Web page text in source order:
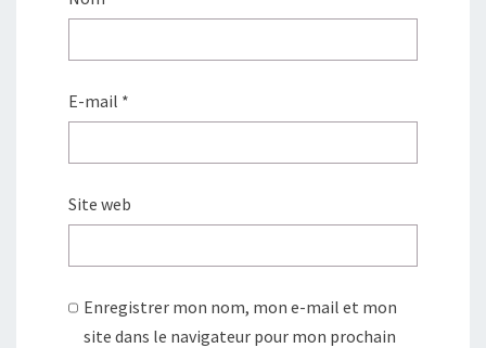
E-mail *
Site web
Enregistrer mon nom, mon e-mail et mon
site dans le navigateur pour mon prochain